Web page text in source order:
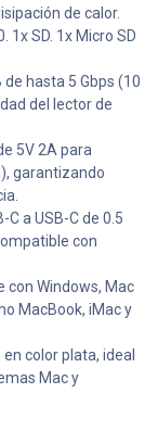
de calor.
1x SD. 1x Micro SD
hasta 5 Gbps (10
del lector de
5V 2A para
garantizando
C a USB-C de 0.5
con
con Windows, Mac
MacBook, iMac y
color plata, ideal
Mac y